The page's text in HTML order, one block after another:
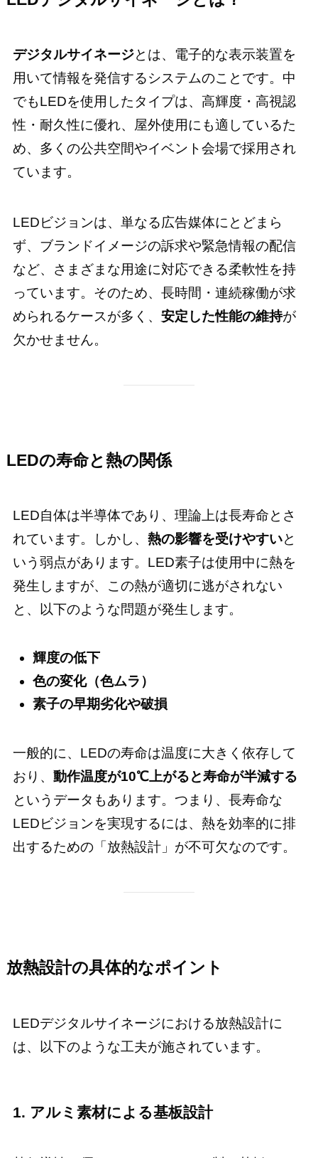
デジタルサイネージとは、電子的な表示装置を
用いて情報を発信するシステムのことです。中
でもLEDを使用したタイプは、高輝度・高視認
性・耐久性に優れ、屋外使用にも適しているた
め、多くの公共空間やイベント会場で採用され
ています。
LEDビジョンは、単なる広告媒体にとどまら
ず、ブランドイメージの訴求や緊急情報の配信
など、さまざまな用途に対応できる柔軟性を持
っています。そのため、長時間・連続稼働が求
められるケースが多く、 安定した性能の維持が
欠かせません。
LEDの寿命と熱の関係
LED自体は半導体であり、理論上は長寿命とさ
れています。しかし、 熱の影響を受けやすいと
いう弱点があります。LED素子は使用中に熱を
発生しますが、この熱が適切に逃がされない
と、以下のような問題が発生します。
輝度の低下
色の変化（色ムラ）
素子の早期劣化や破損
一般的に、LEDの寿命は温度に大きく依存して
おり、 動作温度が10℃上がると寿命が半減する
というデータもあります。つまり、長寿命な
LEDビジョンを実現するには、熱を効率的に排
出するための「放熱設計」が不可欠なのです。
放熱設計の具体的なポイント
LEDデジタルサイネージにおける放熱設計に
は、以下のような工夫が施されています。
1. アルミ素材による基板設計